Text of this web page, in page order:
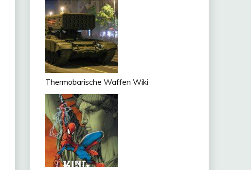
Thermobarische Waffen Wiki